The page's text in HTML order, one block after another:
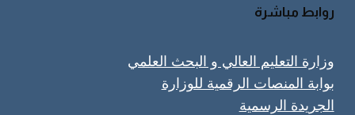
روابط مباشرة
وزارة التعليم العالي و البحث العلمي
بوابة المنصات الرقمية للوزارة
الجريدة الرسمية